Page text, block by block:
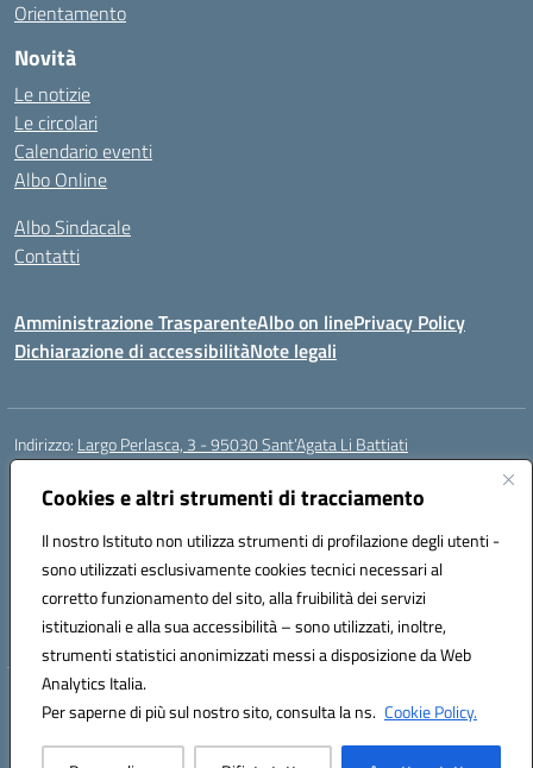
Cookies e altri strumenti di tracciamento
Il nostro Istituto non utilizza strumenti di profilazione degli utenti -
sono utilizzati esclusivamente cookies tecnici necessari al
corretto funzionamento del sito, alla fruibilità dei servizi
istituzionali e alla sua accessibilità – sono utilizzati, inoltre,
strumenti statistici anonimizzati messi a disposizione da Web
Analytics Italia.
Per saperne di più sul nostro sito, consulta la ns. Cookie Policy.
Orientamento
Novità
Le notizie
Le circolari
Calendario eventi
Albo Online
Albo Sindacale
Contatti
Amministrazione TrasparenteAlbo on linePrivacy Policy
Dichiarazione di accessibilitàNote legali
Indirizzo: Largo Perlasca, 3 - 95030 Sant’Agata Li Battiati
Centralino:
ctic8bl002@istruzione.it
Posta elettronica certificata (PEC):ctic8bl002@pec.istruzione.it
Codice fiscale: 93253680875
Codice meccanografico:CTIC8BL002
Codice Indice delle Pubbliche Amministrazioni (IPA): 7UKG69R2
Codice unico di fatturazione (CUF): F8M4AH
Hosting & Powered by 3D Solution S.r.l.
Concept & Design by Designers Italia